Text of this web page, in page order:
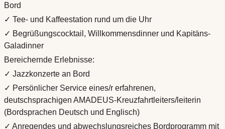
Bord
✓ Tee- und Kaffeestation rund um die Uhr
✓ Begrüßungscocktail, Willkommensdinner und Kapitäns-
Galadinner
Bereichernde Erlebnisse:
✓ Jazzkonzerte an Bord
✓ Persönlicher Service eines/r erfahrenen,
deutschsprachigen AMADEUS-Kreuzfahrtleiters/leiterin
(Bordsprachen Deutsch und Englisch)
✓ Anregendes und abwechslungsreiches Bordprogramm mit